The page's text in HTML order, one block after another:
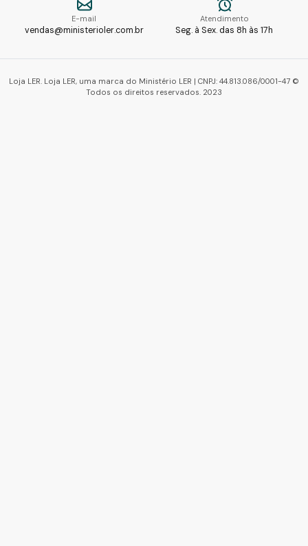
E-mail
vendas@ministerioler.com.br
Atendimento
Seg. à Sex. das 8h às 17h
Loja LER. Loja LER, uma marca do Ministério LER | CNPJ: 44.813.086/0001-47 ©
Todos os direitos reservados. 2023